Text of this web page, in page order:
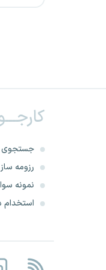
جستجوی
رزومه ساز
نمونه
استخدام